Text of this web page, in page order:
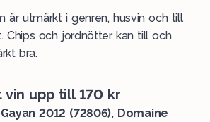
är utmärkt i genren, husvin och till
Chips och jordnötter kan till och
bra.
upp till 170 kr
2012 (72806), Domaine